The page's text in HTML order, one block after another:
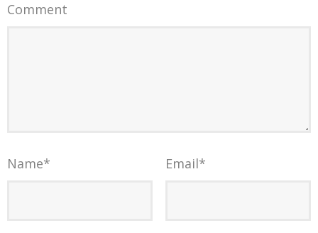
Comment
Name* Email*